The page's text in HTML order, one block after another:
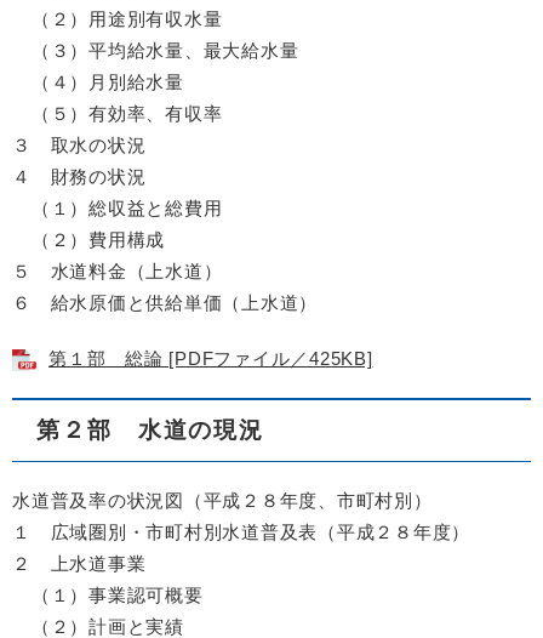
（２）用途別有収水量
（３）平均給水量、最大給水量
（４）月別給水量
（５）有効率、有収率
３ 取水の状況
４ 財務の状況
（１）総収益と総費用
（２）費用構成
５ 水道料金（上水道）
６ 給水原価と供給単価（上水道）
第１部 総論 [PDFファイル／425KB]
第２部 水道の現況
水道普及率の状況図（平成２８年度、市町村別）
１ 広域圏別・市町村別水道普及表（平成２８年度）
２ 上水道事業
（１）事業認可概要
（２）計画と実績